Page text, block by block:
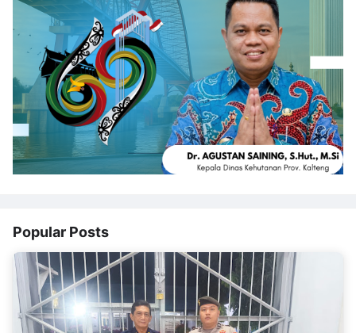
Popular Posts